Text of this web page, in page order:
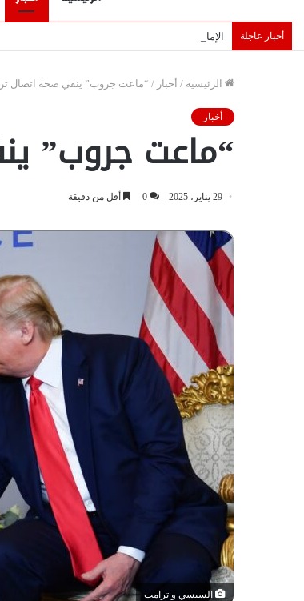
أخبار عاجلة الإمارات تقلّص رهانات هرمز.. كيف تضمن تدفق ملايين
الرئيسية / أخبار / “ماعت جروب” ينفي صحة اتصال
أخبار
“ماعت جروب”
29 يناير، 2025 0 أقل من دقيقة
السيسي و ترامب